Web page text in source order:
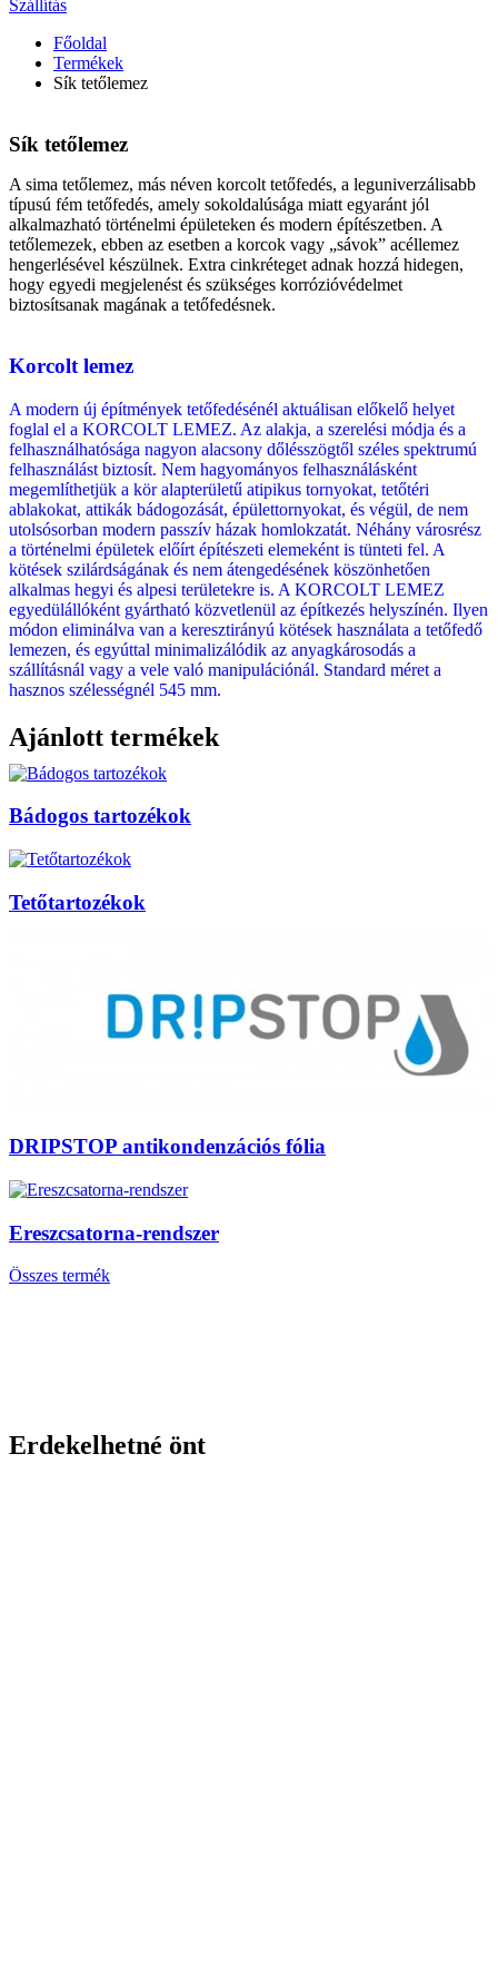
Szállítás
Főoldal
Termékek
Sík tetőlemez
Sík tetőlemez
A sima tetőlemez, más néven korcolt tetőfedés, a leguniverzálisabb
típusú fém tetőfedés, amely sokoldalúsága miatt egyaránt jól
alkalmazható történelmi épületeken és modern építészetben. A
tetőlemezek, ebben az esetben a korcok vagy „sávok” acéllemez
hengerlésével készülnek. Extra cinkréteget adnak hozzá hidegen,
hogy egyedi megjelenést és szükséges korrózióvédelmet
biztosítsanak magának a tetőfedésnek.
Korcolt lemez
A modern új építmények tetőfedésénél aktuálisan előkelő helyet
foglal el a KORCOLT LEMEZ. Az alakja, a szerelési módja és a
felhasználhatósága nagyon alacsony dőlésszögtől széles spektrumú
felhasználást biztosít. Nem hagyományos felhasználásként
megemlíthetjük a kör alapterületű atipikus tornyokat, tetőtéri
ablakokat, attikák bádogozását, épülettornyokat, és végül, de nem
utolsósorban modern passzív házak homlokzatát. Néhány városrész
a történelmi épületek előírt építészeti elemeként is tünteti fel. A
kötések szilárdságának és nem átengedésének köszönhetően
alkalmas hegyi és alpesi területekre is. A KORCOLT LEMEZ
egyedülállóként gyártható közvetlenül az építkezés helyszínén. Ilyen
módon eliminálva van a keresztirányú kötések használata a tetőfedő
lemezen, és egyúttal minimalizálódik az anyagkárosodás a
szállításnál vagy a vele való manipulációnál. Standard méret a
hasznos szélességnél 545 mm.
Ajánlott termékek
Bádogos tartozékok
Tetőtartozékok
DRIPSTOP antikondenzációs fólia
Ereszcsatorna-rendszer
Összes termék
Erdekelhetné önt